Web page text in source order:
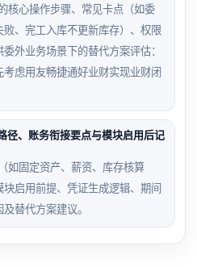
核心操作步骤、常见卡点（如委
、完工入库不更新库存）、权限
外业务场景下的替代方案评估：
虑用友畅捷通好业财实现业财闭
径、账务衔接要点与模块启用后记
如固定资产、薪资、库存核算
启用前提、凭证生成逻辑、期间
替代方案建议。